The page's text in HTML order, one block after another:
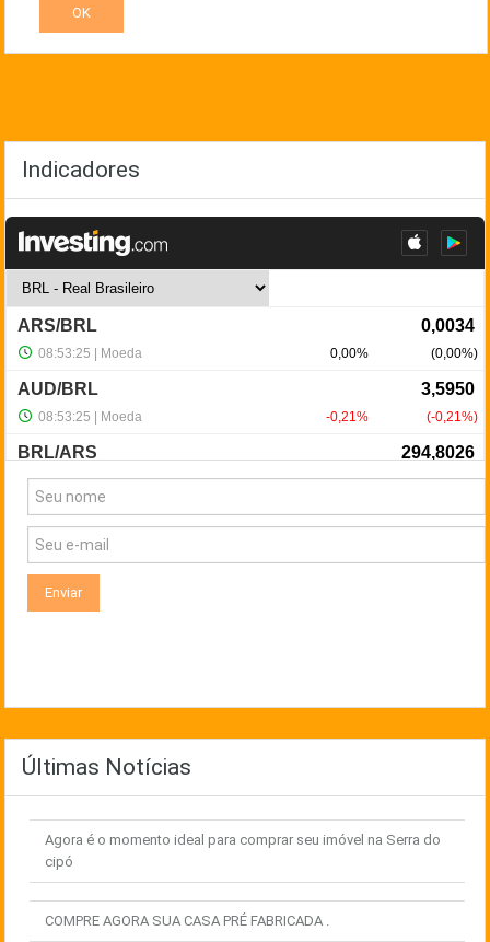
Indicadores
NewsLetter
Últimas Notícias
Agora é o momento ideal para comprar seu imóvel na Serra do
cipó
COMPRE AGORA SUA CASA PRÉ FABRICADA .